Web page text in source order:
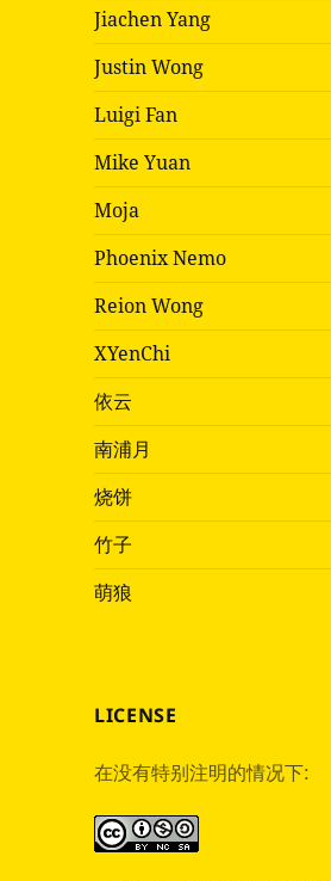
Jiachen Yang
Justin Wong
Luigi Fan
Mike Yuan
Moja
Phoenix Nemo
Reion Wong
XYenChi
依云
南浦月
烧饼
竹子
萌狼
LICENSE
在没有特别注明的情况下: